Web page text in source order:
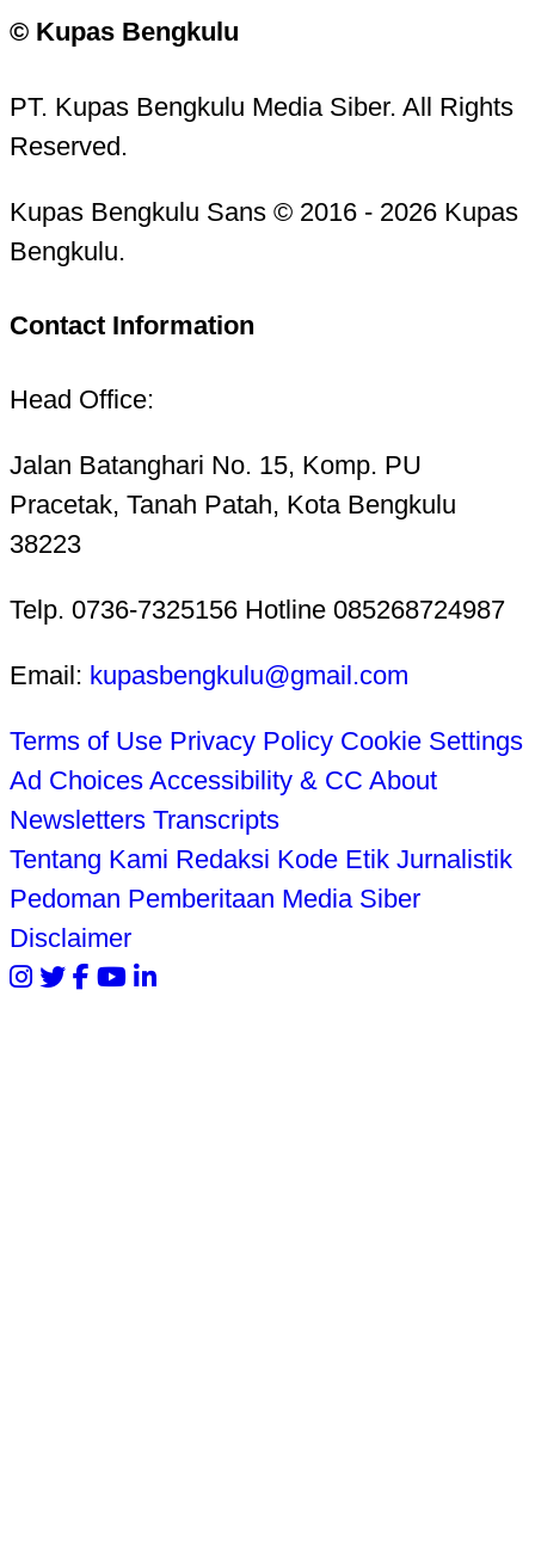
© Kupas Bengkulu
PT. Kupas Bengkulu Media Siber. All Rights
Reserved.
Kupas Bengkulu Sans © 2016 - 2026 Kupas
Bengkulu.
Contact Information
Head Office:
Jalan Batanghari No. 15, Komp. PU
Pracetak, Tanah Patah, Kota Bengkulu
38223
Telp. 0736-7325156 Hotline 085268724987
Email: kupasbengkulu@gmail.com
Terms of Use Privacy Policy Cookie Settings
Ad Choices Accessibility & CC About
Newsletters Transcripts
Tentang Kami Redaksi Kode Etik Jurnalistik
Pedoman Pemberitaan Media Siber
Disclaimer